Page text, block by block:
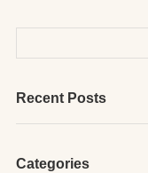
Recent Posts
Categories